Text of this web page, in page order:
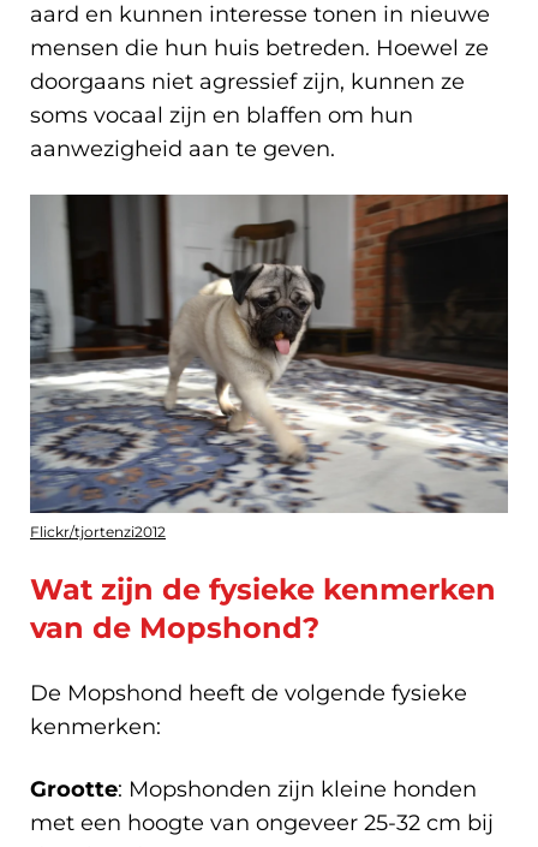
aard en kunnen interesse tonen in nieuwe
mensen die hun huis betreden. Hoewel ze
doorgaans niet agressief zijn, kunnen ze
soms vocaal zijn en blaffen om hun
aanwezigheid aan te geven.
Flickr/tjortenzi2012
Wat zijn de fysieke kenmerken
van de Mopshond?
De Mopshond heeft de volgende fysieke
kenmerken:
Grootte: Mopshonden zijn kleine honden
met een hoogte van ongeveer 25-32 cm bij